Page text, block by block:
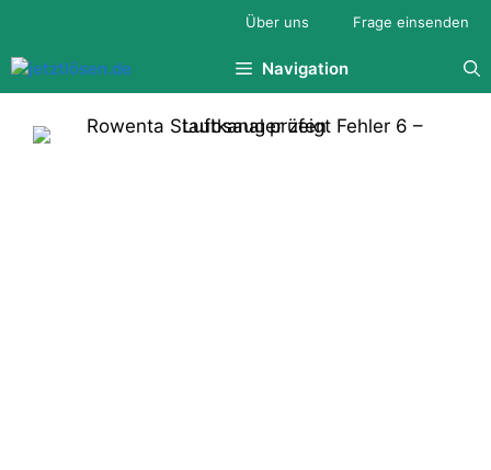
springen
Über uns Frage einsenden
Navigation